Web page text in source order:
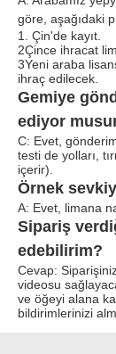
göre, aşağıdaki
1. Çin'de kayıt.
2Çince ihracat
3Yeni araba
ihraç edilecek.
Gemiye
ediyor
C: Evet,
testi de yolları,
içerir).
Örnek
A: Evet, limana
Sipariş
edebilirim?
Cevap:
videosu
ve öğeyi alana
bildirimlerinizi